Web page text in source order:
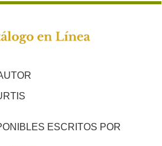
ESCRITOS POR